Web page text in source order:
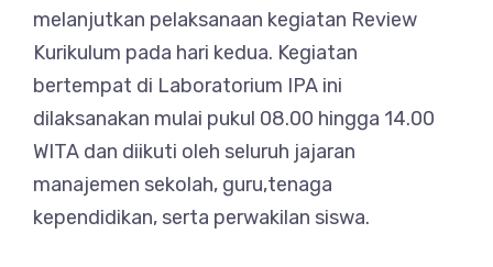
melanjutkan pelaksanaan kegiatan Review
Kurikulum pada hari kedua. Kegiatan
bertempat di Laboratorium IPA ini
dilaksanakan mulai pukul 08.00 hingga 14.00
WITA dan diikuti oleh seluruh jajaran
manajemen sekolah, guru,tenaga
kependidikan, serta perwakilan siswa.